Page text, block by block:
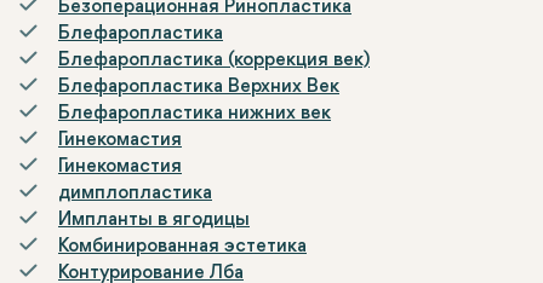
Безоперационная Ринопластика
Блефаропластика
Блефаропластика (коррекция век)
Блефаропластика Верхних Век
Блефаропластика нижних век
Гинекомастия
Гинекомастия
димплопластика
Импланты в ягодицы
Комбинированная эстетика
Контурирование Лба